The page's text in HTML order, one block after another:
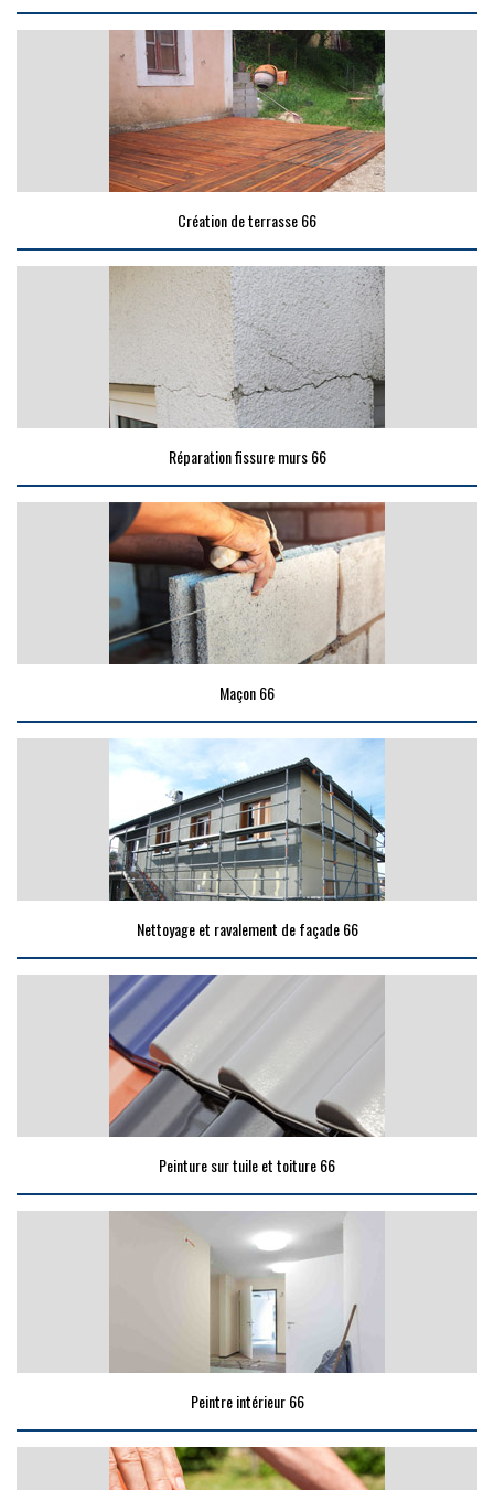
Création de terrasse 66
Réparation fissure murs 66
Maçon 66
Nettoyage et ravalement de façade 66
Peinture sur tuile et toiture 66
Peintre intérieur 66